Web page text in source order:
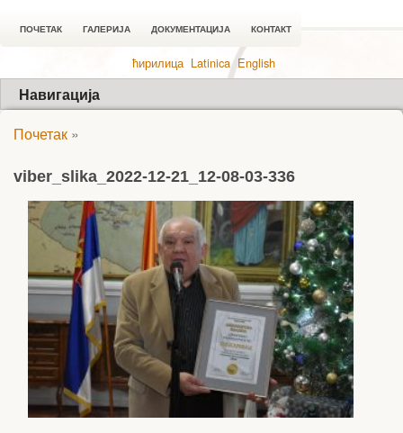
ПОЧЕТАК ГАЛЕРИЈА ДОКУМЕНТАЦИЈА КОНТАКТ
ћирилица Latinica English
Навигација
Почетак »
viber_slika_2022-12-21_12-08-03-336